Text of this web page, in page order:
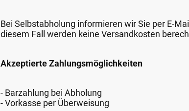
Bei Selbstabholung informieren wir Sie per E-
diesem Fall werden keine Versandkosten
Akzeptierte Zahlungsmöglichkeiten
- Barzahlung bei Abholung
- Vorkasse per Überweisung